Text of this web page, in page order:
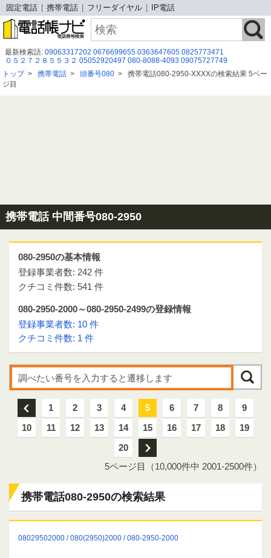
固定電話 携帯電話 フリーダイヤル IP電話
最新検索語: 09063317202 0676699655 0363647605 0825773471
０５２７２８５５３２ 05052920497 080-8088-4093 09075727749
0120944609 09024768539 0368976402 0343326152
08013596216
09041458614 05031076991 03-6365-1163 03 6683 5006 05052918778
05031551041
トップ> 携帯電話 > 頭番号080 > 携帯電話080-2950-XXXXの検索結果 5ペー
ジ目
携帯電話 中間番号080-2950
080-2950の基本情報
登録事業者数: 242 件
クチコミ件数: 541 件
080-2950-2000～080-2950-2499の登録情報
登録事業者数: 10 件
クチコミ件数: 1 件
前 1 2 3 4 5 6 7 8
9
10
11 12 13 14 15 16 17 18
19
20
次
5ページ目（10,000件中 2001-2500件）
携帯電話080-2950の検索結果
08029502000 / 080(2950)2000 / 080-2950-2000